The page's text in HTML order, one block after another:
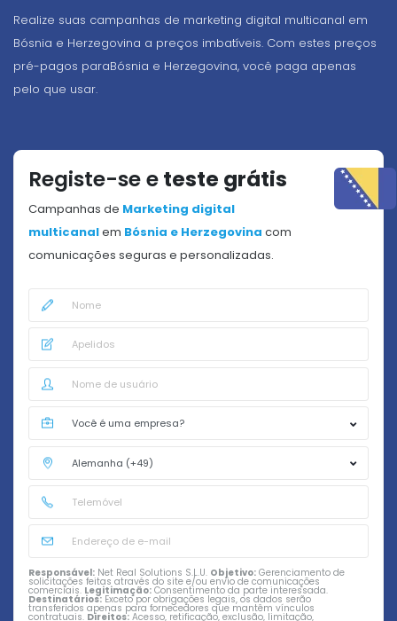
Realize suas campanhas de marketing digital multicanal em
Bósnia e Herzegovina a preços imbatíveis. Com estes preços
pré-pagos paraBósnia e Herzegovina, você paga apenas
pelo que usar.
Registe-se eteste grátis
Campanhas de Marketing digital
multicanalem Bósnia e Herzegovina com
comunicações seguras e personalizadas.
Responsável: Net Real Solutions S.L.U. Objetivo: Gerenciamento de
solicitações feitas através do site e/ou envio de comunicações
comerciais. Legitimação: Consentimento da parte interessada.
Destinatários: Exceto por obrigações legais, os dados serão
transferidos apenas para fornecedores que mantêm vínculos
contratuais. Direitos: Acesso, retificação, exclusão, limitação,